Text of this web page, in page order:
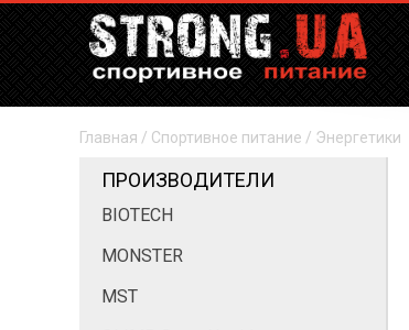
Главная / Спортивное питание / Энергетики
ПРОИЗВОДИТЕЛИ
BIOTECH
MONSTER
MST